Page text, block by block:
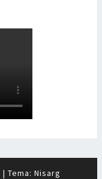
| Tema: Nisarg